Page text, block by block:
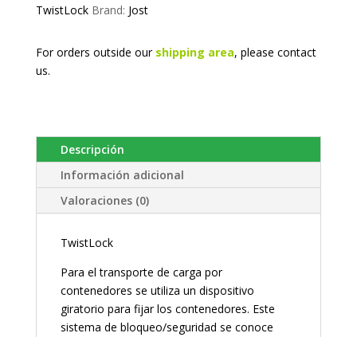
TwistLock Brand: Jost
For orders outside our shipping area, please contact
us.
Descripción
Información adicional
Valoraciones (0)
TwistLock
Para el transporte de carga por
contenedores se utiliza un dispositivo
giratorio para fijar los contenedores. Este
sistema de bloqueo/seguridad se conoce